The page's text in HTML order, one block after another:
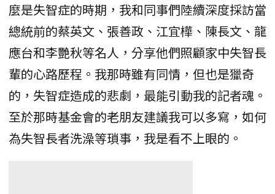
麼是失智症的時期，我和同事們陸續深度採訪當
總統前的蔡英文、張善政、江宜樺、陳長文、龍
應台和李艷秋等名人，分享他們照顧家中失智長
輩的心路歷程。我那時雖有同情，但也是獵奇
的，失智症造成的悲劇，最能引動我的記者魂。
至於那時基金會的老朋友建議我可以多寫，如何
為失智長者洗澡等瑣事，我是看不上眼的。